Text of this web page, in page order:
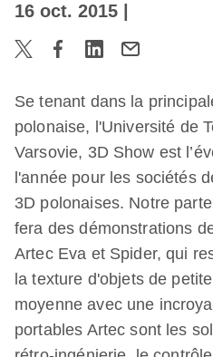
16 oct. 2015
Se tenant dans la
polonaise, l'Université de
Varsovie, 3D Show est
l'année pour les sociétés
3D polonaises. Notre
fera des démonstrations
Artec Eva et Spider, qui
la texture d'objets de
moyenne avec une
portables Artec sont les